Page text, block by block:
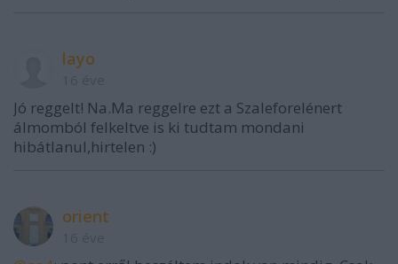
layo
Jó reggelt! Na.Ma reggelre ezt a Szaleforelénert
álmomból felkeltve is ki tudtam mondani
hibátlanul,hirtelen :)
orient